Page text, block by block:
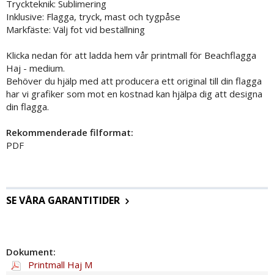
Tryckteknik: Sublimering
Inklusive: Flagga, tryck, mast och tygpåse
Markfäste: Välj fot vid beställning
Klicka nedan för att ladda hem vår printmall för Beachflagga
Haj - medium.
Behöver du hjälp med att producera ett original till din flagga
har vi grafiker som mot en kostnad kan hjälpa dig att designa
din flagga.
Rekommenderade filformat:
PDF
SE VÅRA GARANTITIDER
Dokument:
Printmall Haj M